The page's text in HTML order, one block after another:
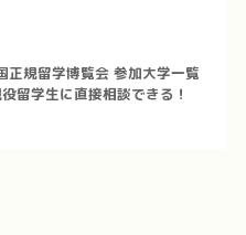
正規留学博覧会 参加大学一覧
留学生に直接相談できる！